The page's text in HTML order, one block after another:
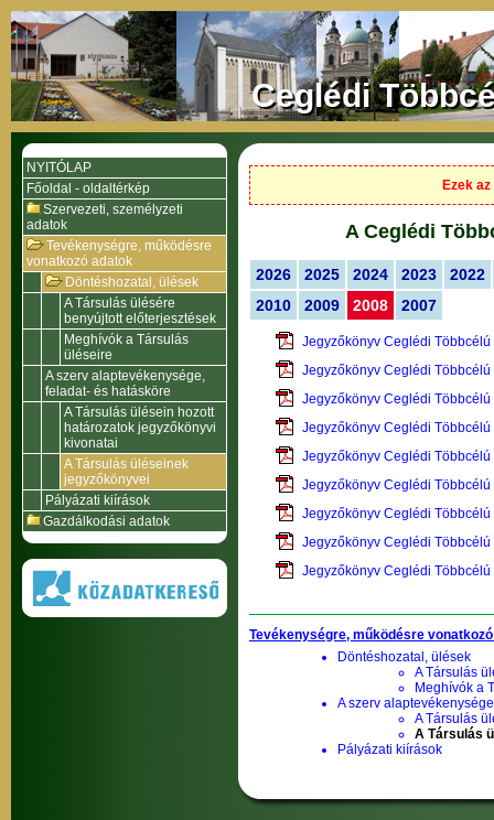
Ceglédi
NYITÓLAP
Főoldal - oldaltérkép
Szervezeti, személyzeti
adatok
Tevékenységre, működésre
vonatkozó adatok
Döntéshozatal, ülések
A Társulás ülésére
benyújtott előterjesztések
Meghívók a Társulás
üléseire
A szerv alaptevékenysége,
feladat- és hatásköre
A Társulás ülésein hozott
határozatok jegyzőkönyvi
kivonatai
A Társulás üléseinek
jegyzőkönyvei
Pályázati kiírások
Gazdálkodási adatok
Ezek
A Ceglédi
2026 2025 2024 2023
2022
2010
2009 2008 2007
Jegyzőkönyv Ceglédi
Jegyzőkönyv Ceglédi
Jegyzőkönyv Ceglédi
Jegyzőkönyv Ceglédi
Jegyzőkönyv Ceglédi
Jegyzőkönyv Ceglédi
Jegyzőkönyv Ceglédi
Jegyzőkönyv Ceglédi
Jegyzőkönyv Ceglédi
Tevékenységre, működésre
Döntéshozatal, ülések
A Társulás
Meghívók a
A szerv
A Társulás
A Társulás
Pályázati kiírások